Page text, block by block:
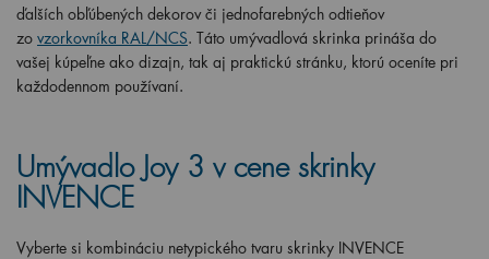
ďalších obľúbených dekorov či jednofarebných odtieňov
zo vzorkovníka RAL/NCS. Táto umývadlová skrinka prináša do
vašej kúpeľne ako dizajn, tak aj praktickú stránku, ktorú oceníte pri
každodennom používaní.
Umývadlo Joy 3 v cene skrinky
INVENCE
Vyberte si kombináciu netypického tvaru skrinky INVENCE